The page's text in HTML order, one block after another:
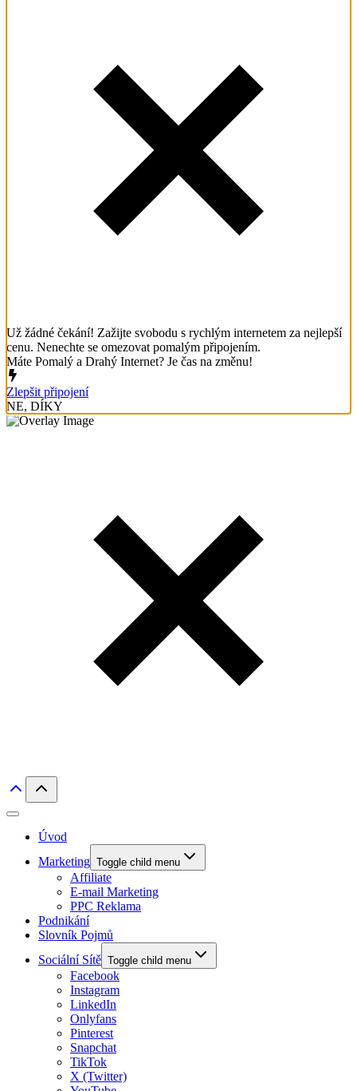
Už žádné čekání! Zažijte svobodu s rychlým internetem za nejlepší
cenu. Nenechte se omezovat pomalým připojením.
Máte Pomalý a Drahý Internet? Je čas na změnu!
Zlepšit připojení
NE, DÍKY
Úvod
Marketing Toggle child menu
Affiliate
E-mail Marketing
PPC Reklama
Podnikání
Slovník Pojmů
Sociální Sítě Toggle child menu
Facebook
Instagram
LinkedIn
Onlyfans
Pinterest
Snapchat
TikTok
X (Twitter)